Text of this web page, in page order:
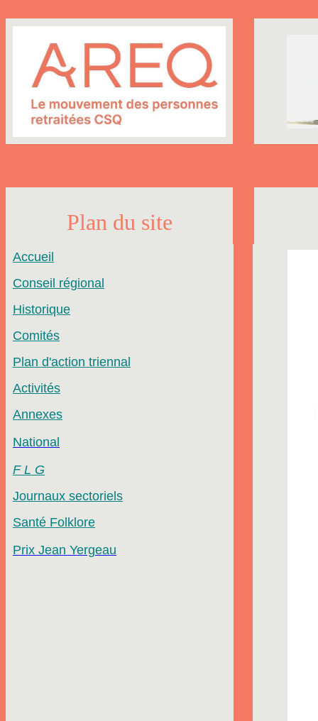
Plan du site
Accueil
Conseil régional
Historique
Comités
Plan d'action triennal
Activités
Annexes
National
F L G
Journaux sectoriels
Santé Folklore
Prix Jean Yergeau